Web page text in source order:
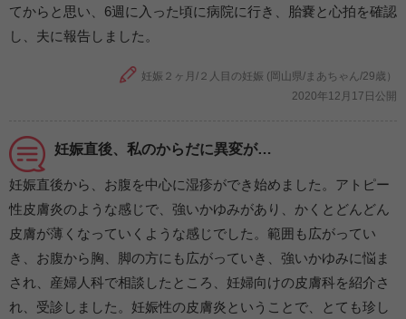
てからと思い、6週に入った頃に病院に行き、胎嚢と心拍を確認
し、夫に報告しました。
妊娠２ヶ月/２人目の妊娠 (岡山県/まあちゃん/29歳）
2020年12月17日公開
妊娠直後、私のからだに異変が…
妊娠直後から、お腹を中心に湿疹ができ始めました。アトピー
性皮膚炎のような感じで、強いかゆみがあり、かくとどんどん
皮膚が薄くなっていくような感じでした。範囲も広がってい
き、お腹から胸、脚の方にも広がっていき、強いかゆみに悩ま
され、産婦人科で相談したところ、妊婦向けの皮膚科を紹介さ
れ、受診しました。妊娠性の皮膚炎ということで、とても珍し